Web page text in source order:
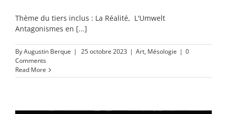
Thème du tiers inclus : La Réalité, L'Umwelt
Antagonismes en [...]
ByAugustin Berque | 25 octobre 2023 | Art, Mésologie | 0
Comments
Read More